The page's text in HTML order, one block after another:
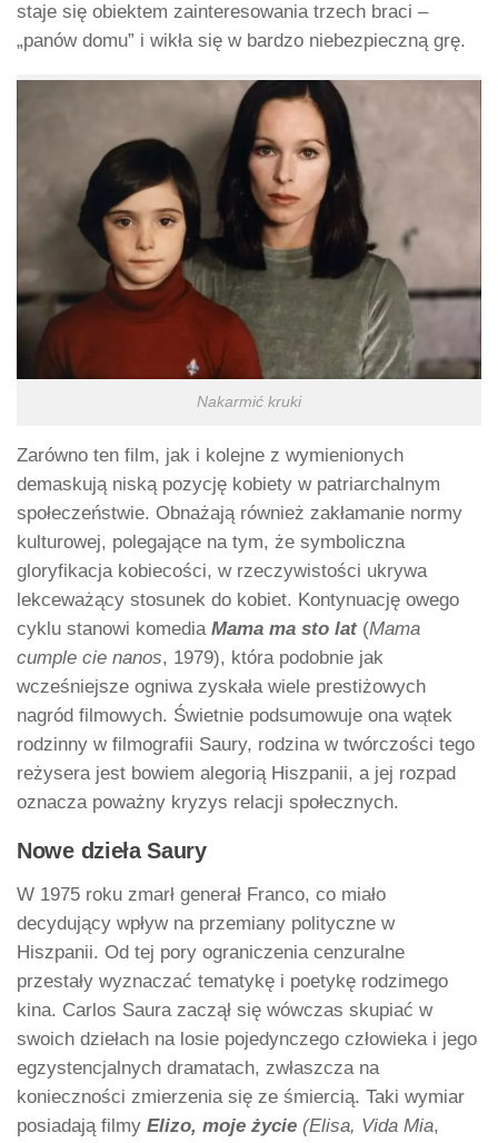
staje się obiektem zainteresowania trzech braci –
„panów domu” i wikła się w bardzo niebezpieczną grę.
Nakarmić kruki
Zarówno ten film, jak i kolejne z wymienionych
demaskują niską pozycję kobiety w patriarchalnym
społeczeństwie. Obnażają również zakłamanie normy
kulturowej, polegające na tym, że symboliczna
gloryfikacja kobiecości, w rzeczywistości ukrywa
lekceważący stosunek do kobiet. Kontynuację owego
cyklu stanowi komedia Mama ma sto lat (Mama
cumple cie nanos, 1979), która podobnie jak
wcześniejsze ogniwa zyskała wiele prestiżowych
nagród filmowych. Świetnie podsumowuje ona wątek
rodzinny w filmografii Saury, rodzina w twórczości tego
reżysera jest bowiem alegorią Hiszpanii, a jej rozpad
oznacza poważny kryzys relacji społecznych.
Nowe dzieła Saury
W 1975 roku zmarł generał Franco, co miało
decydujący wpływ na przemiany polityczne w
Hiszpanii. Od tej pory ograniczenia cenzuralne
przestały wyznaczać tematykę i poetykę rodzimego
kina. Carlos Saura zaczął się wówczas skupiać w
swoich dziełach na losie pojedynczego człowieka i jego
egzystencjalnych dramatach, zwłaszcza na
konieczności zmierzenia się ze śmiercią. Taki wymiar
posiadają filmy Elizo, moje życie (Elisa, Vida Mia,